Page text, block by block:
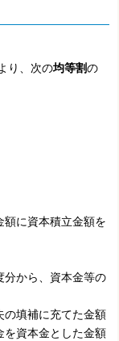
り、次の均等割の
額に資本積立金額を
分から、資本金等の
の填補に充てた金額
を資本金とした金額